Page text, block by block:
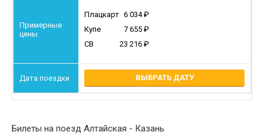
Плацкарт 6 034
Купе
7 655
СВ
23 216
ВЫБРАТЬ ДАТУ
Билеты на поезд Алтайская - Казань